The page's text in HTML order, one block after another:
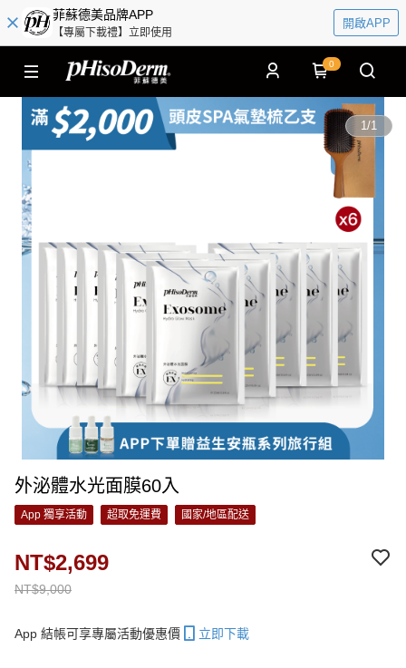
菲蘇德美品牌APP
【專屬下載禮】立即使用
開啟APP
0
1/1
外泌體水光面膜60入
App 獨享活動 超取免運費 國家/地區配送
NT$9,000
NT$2,699
App 結帳可享專屬活動優惠價 立即下載